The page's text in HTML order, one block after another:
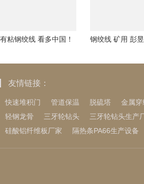
有粘钢绞线 看多中国！
钢绞线 矿用 彭
友情链接：
快速堆积门 管道保温 脱硫塔 金属穿
轻钢龙骨
三牙轮钻头 三牙轮钻头生产
硅酸铝纤维板厂家
隔热条PA66生产设备